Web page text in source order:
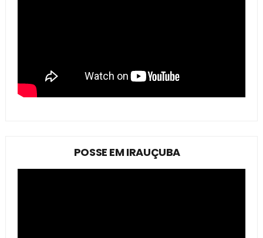
POSSE EM IRAUÇUBA